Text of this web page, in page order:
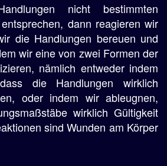
nicht bestimmten
dann reagieren wir
die Handlungen bereuen und
wir eine von zwei Formen der
nämlich entweder indem
die Handlungen wirklich
oder indem wir ableugnen,
wirklich Gültigkeit
sind Wunden am Körper